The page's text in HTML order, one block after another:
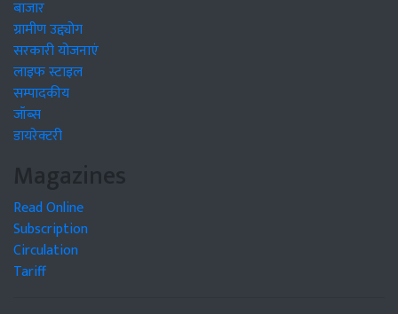
बाजार
ग्रामीण उद्द्योग
सरकारी योजनाएं
लाइफ स्टाइल
सम्पादकीय
जॉब्स
डायरेक्टरी
Magazines
Read Online
Subscription
Circulation
Tariff